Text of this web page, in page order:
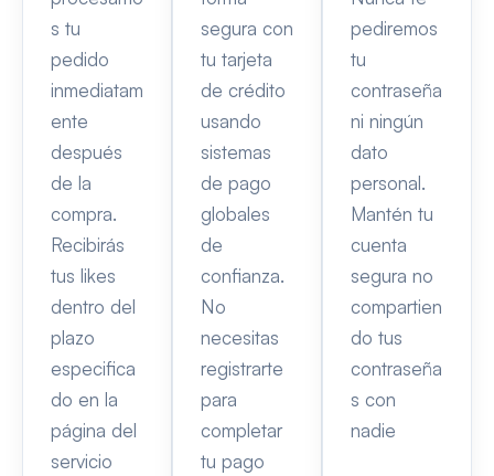
s tu
pedido
inmediatam
ente
después
de la
compra.
Recibirás
tus likes
dentro del
plazo
especifica
do en la
página del
servicio
segura con
tu tarjeta
de crédito
usando
sistemas
de pago
globales
de
confianza.
No
necesitas
registrarte
para
completar
tu pago
pediremos
tu
contraseña
ni ningún
dato
personal.
Mantén tu
cuenta
segura no
compartien
do tus
contraseña
s con
nadie